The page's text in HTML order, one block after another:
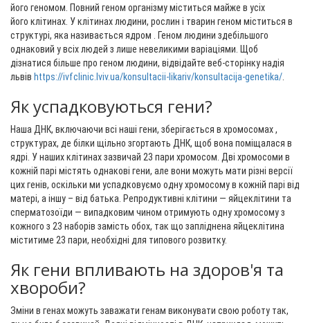
його геномом. Повний геном організму міститься майже в усіх
його клітинах. У клітинах людини, рослин і тварин геном міститься в
структурі, яка називається ядром . Геном людини здебільшого
однаковий у всіх людей з лише невеликими варіаціями. Щоб
дізнатися більше про геном людини, відвідайте веб-сторінку надiя
львiв https://ivfclinic.lviv.ua/konsultacii-likariv/konsultacija-genetika/.
Як успадковуються гени?
Наша ДНК, включаючи всі наші гени, зберігається в хромосомах ,
структурах, де білки щільно згортають ДНК, щоб вона поміщалася в
ядрі. У наших клітинах зазвичай 23 пари хромосом. Дві хромосоми в
кожній парі містять однакові гени, але вони можуть мати різні версії
цих генів, оскільки ми успадковуємо одну хромосому в кожній парі від
матері, а іншу – від батька. Репродуктивні клітини — яйцеклітини та
сперматозоїди — випадковим чином отримують одну хромосому з
кожного з 23 наборів замість обох, так що запліднена яйцеклітина
міститиме 23 пари, необхідні для типового розвитку.
Як гени впливають на здоров'я та
хвороби?
Зміни в генах можуть заважати генам виконувати свою роботу так,